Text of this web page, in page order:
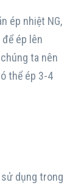
ép nhiệt NG,
ép lên
ta nên
thể ép 3-4
dụng trong